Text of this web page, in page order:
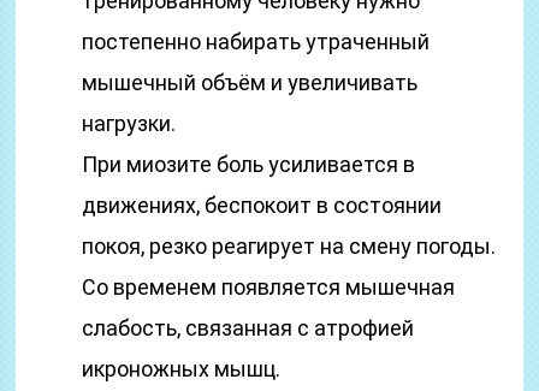
постепенно набирать утраченный
мышечный объём и увеличивать
нагрузки.
При миозите боль усиливается в
движениях, беспокоит в состоянии
покоя, резко реагирует на смену погоды.
Со временем появляется мышечная
слабость, связанная с атрофией
икроножных мышц.